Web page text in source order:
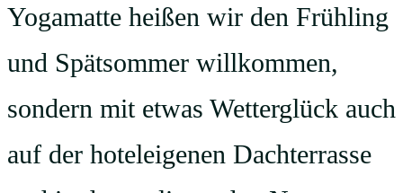
Yogamatte heißen wir den Frühling
und Spätsommer willkommen,
sondern mit etwas Wetterglück auch
auf der hoteleigenen Dachterrasse